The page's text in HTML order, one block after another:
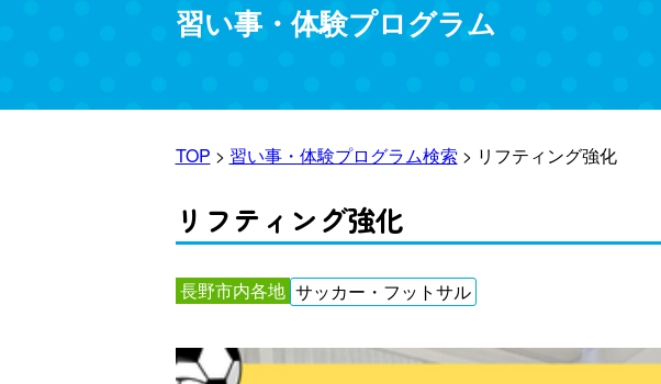
習い事・体験プログラム
TOP > 習い事・体験プログラム検索 > リフティング強化
リフティング強化
長野市内各地 サッカー・フットサル